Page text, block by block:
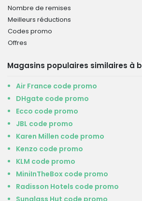
Nombre de remises
Meilleurs réductions
Codes promo
Offres
Magasins populaires similaires à
Air France code promo
DHgate code promo
Ecco code promo
JBL code promo
Karen Millen code promo
Kenzo code promo
KLM code promo
MiniInTheBox code promo
Radisson Hotels code promo
Sunglass Hut code promo